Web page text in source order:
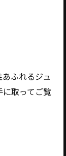
ふれるジュ
取ってご覧